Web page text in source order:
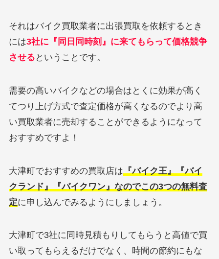
それはバイク買取業者に出張買取を依頼するとき
には3社に『同日同時刻』に来てもらって価格競争
させる ということです。
需要の高いバイクなどの場合はとくに効果が高く
てつり上げ方式で査定価格が高くなるのでより高
い買取業者に売却することができるようになって
おすすめですよ！
大津町でおすすめの買取店は 『バイク王』『バイ
クランド』『バイクワン』なのでこの3つの無料査
定に申し込んでみるようにしましょう。
大津町で3社に同時見積もりしてもらうと高値で買
い取ってもらえるだけでなく、時間の節約にもな